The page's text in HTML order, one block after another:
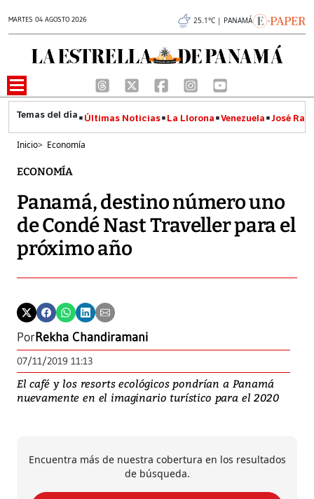
MARTES 04 AGOSTO 2026 25.1°C | PANAMÁ
Últimas Noticias La Llorona Venezuela José
Inicio> Economía
ECONOMÍA
Panamá, destino número uno
de Condé Nast Traveller para el
próximo año
PorRekha Chandiramani
07/11/2019 11:13
El café y los resorts ecológicos pondrían a Panamá
nuevamente en el imaginario turístico para el 2020
Encuentra más de nuestra cobertura en los resultados
de búsqueda.